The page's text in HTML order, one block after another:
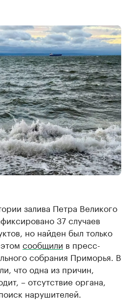
залива Петра Великого
37 случаев
но найден был только
сообщили в пресс-
собрания Приморья. В
что одна из причин,
– отсутствие органа,
нарушителей.